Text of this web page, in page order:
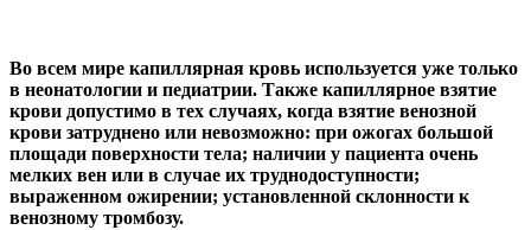
Во всем мире капиллярная кровь используется уже только
в неонатологии и педиатрии. Также капиллярное взятие
крови допустимо в тех случаях, когда взятие венозной
крови затруднено или невозможно: при ожогах большой
площади поверхности тела; наличии у пациента очень
мелких вен или в случае их труднодоступности;
выраженном ожирении; установленной склонности к
венозному тромбозу.